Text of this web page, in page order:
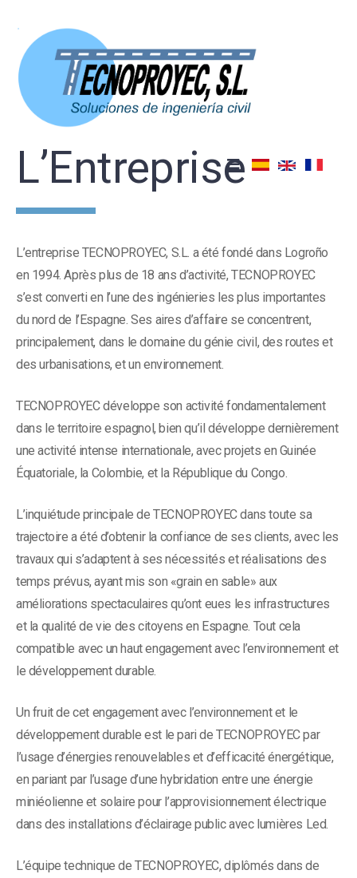
content
L’Entreprise
L’entreprise TECNOPROYEC, S.L. a été fondé dans Logroño
en 1994. Après plus de 18 ans d’activité, TECNOPROYEC
s’est converti en l’une des ingénieries les plus importantes
du nord de l’Espagne. Ses aires d’affaire se concentrent,
principalement, dans le domaine du génie civil, des routes et
des urbanisations, et un environnement.
TECNOPROYEC développe son activité fondamentalement
dans le territoire espagnol, bien qu’il développe dernièrement
une activité intense internationale, avec projets en Guinée
Équatoriale, la Colombie, et la République du Congo.
L’inquiétude principale de TECNOPROYEC dans toute sa
trajectoire a été d’obtenir la confiance de ses clients, avec les
travaux qui s’adaptent à ses nécessités et réalisations des
temps prévus, ayant mis son «grain en sable» aux
améliorations spectaculaires qu’ont eues les infrastructures
et la qualité de vie des citoyens en Espagne. Tout cela
compatible avec un haut engagement avec l’environnement et
le développement durable.
Un fruit de cet engagement avec l’environnement et le
développement durable est le pari de TECNOPROYEC par
l’usage d’énergies renouvelables et d’efficacité énergétique,
en pariant par l’usage d’une hybridation entre une énergie
miniéolienne et solaire pour l’approvisionnement électrique
dans des installations d’éclairage public avec lumières Led.
L’équipe technique de TECNOPROYEC, diplômés dans de